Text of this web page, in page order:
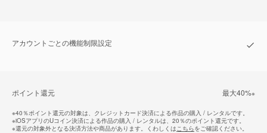
アカウントごとの機能制限設定
ポイント還元 最⼤40%※
※40％ポイント還元の対象は、クレジットカード決済による作品の購入 / レンタルです。
※iOSアプリのUコイン決済による作品の購入 / レンタルは、20％のポイント還元です。
※還元の対象外となる決済方法や商品があります。くわしくはこちらをご確認ください。